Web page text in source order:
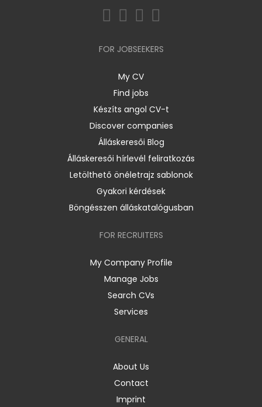
FOR JOBSEEKERS
My CV
Find jobs
Készíts angol CV-t
Discover companies
Álláskeresői Blog
Álláskeresői hírlevél feliratkozás
Letölthető önéletrajz sablonok
Gyakori kérdések
Böngésszen álláskatalógusban
FOR RECRUITERS
My Company Profile
Manage Jobs
Search CVs
Services
GENERAL
About Us
Contact
Imprint